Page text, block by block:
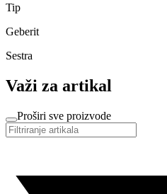
Tip
Geberit
Sestra
Važi za artikal
Proširi sve proizvode